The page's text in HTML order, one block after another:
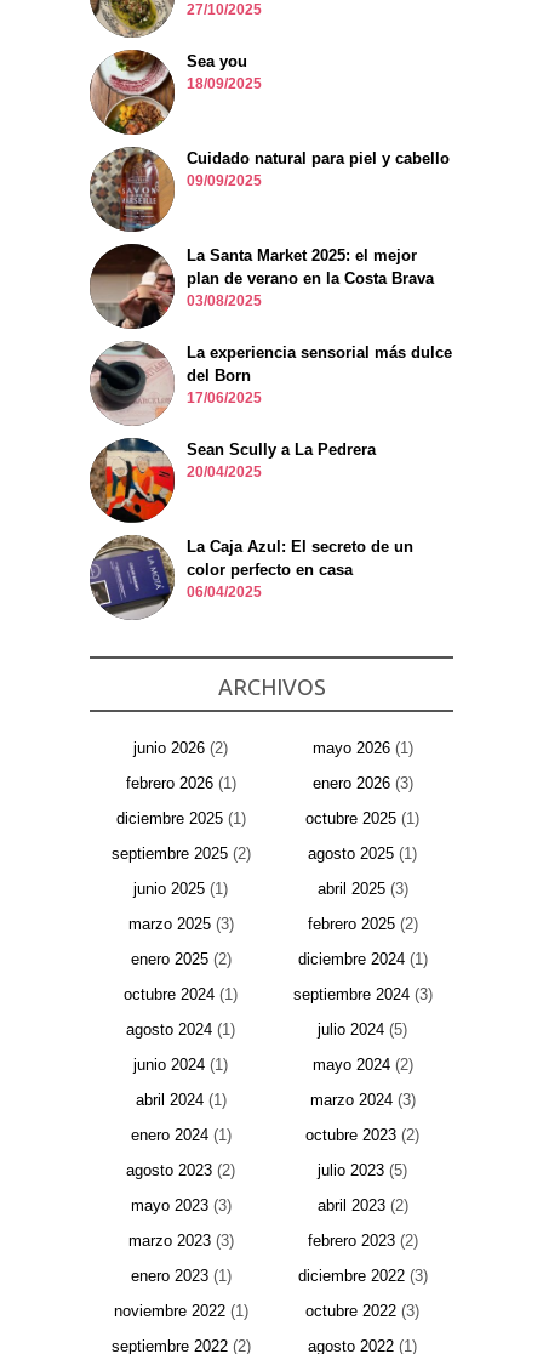
27/10/2025
Sea you
18/09/2025
Cuidado natural para piel y cabello
09/09/2025
La Santa Market 2025: el mejor
plan de verano en la Costa Brava
03/08/2025
La experiencia sensorial más dulce
del Born
17/06/2025
Sean Scully a La Pedrera
20/04/2025
La Caja Azul: El secreto de un
color perfecto en casa
06/04/2025
ARCHIVOS
junio 2026 (2) mayo 2026(1)
febrero 2026(1) enero 2026(3)
diciembre 2025(1) octubre 2025 (1)
septiembre 2025(2) agosto 2025 (1)
junio 2025 (1) abril 2025(3)
marzo 2025(3) febrero 2025(2)
enero 2025(2) diciembre 2024(1)
octubre 2024 (1) septiembre 2024(3)
agosto 2024 (1) julio 2024 (5)
junio 2024 (1) mayo 2024(2)
abril 2024(1) marzo 2024(3)
enero 2024(1) octubre 2023 (2)
agosto 2023 (2) julio 2023 (5)
mayo 2023(3) abril 2023(2)
marzo 2023(3) febrero 2023(2)
enero 2023(1) diciembre 2022(3)
noviembre 2022(1) octubre 2022 (3)
septiembre 2022(2) agosto 2022 (1)